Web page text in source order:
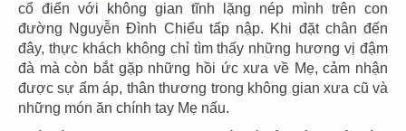
cổ điển với không gian tĩnh lặng nép mình trên con
đường Nguyễn Đình Chiểu tấp nập. Khi đặt chân đến
đây, thực khách không chỉ tìm thấy những hương vị đậm
đà mà còn bắt gặp những hồi ức xưa về Mẹ, cảm nhận
được sự ấm áp, thân thương trong không gian xưa cũ và
những món ăn chính tay Mẹ nấu.
CÁC DỰ ÁN
NHÀ HÀNG ÂU
Thiết kế nhà hàng phong cách Âu
cổ điển hòa lẫn hơi hướng hiện đại mang đến một